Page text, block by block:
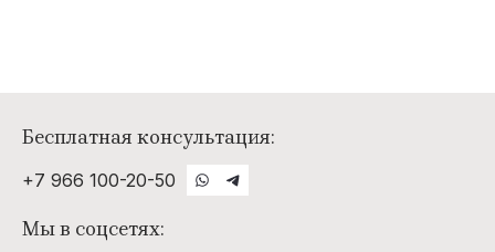
Бесплатная консультация:
+7 966 100-20-50
Мы в соцсетях: